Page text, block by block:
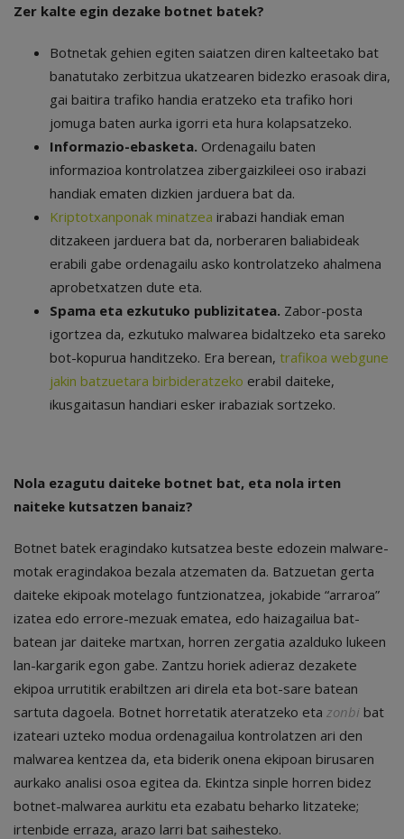
Zer kalte egin dezake botnet batek?
Botnetak gehien egiten saiatzen diren kalteetako bat
banatutako zerbitzua ukatzearen bidezko erasoak dira,
gai baitira trafiko handia eratzeko eta trafiko hori
jomuga baten aurka igorri eta hura kolapsatzeko.
Informazio-ebasketa. Ordenagailu baten
informazioa kontrolatzea zibergaizkileei oso irabazi
handiak ematen dizkien jarduera bat da.
Kriptotxanponak minatzea irabazi handiak eman
ditzakeen jarduera bat da, norberaren baliabideak
erabili gabe ordenagailu asko kontrolatzeko ahalmena
aprobetxatzen dute eta.
Spama eta ezkutuko publizitatea. Zabor-posta
igortzea da, ezkutuko malwarea bidaltzeko eta sareko
bot-kopurua handitzeko. Era berean, trafikoa webgune
jakin batzuetara birbideratzeko erabil daiteke,
ikusgaitasun handiari esker irabaziak sortzeko.
Nola ezagutu daiteke botnet bat, eta nola irten
naiteke kutsatzen banaiz?
Botnet batek eragindako kutsatzea beste edozein malware-
motak eragindakoa bezala atzematen da. Batzuetan gerta
daiteke ekipoak motelago funtzionatzea, jokabide “arraroa”
izatea edo errore-mezuak ematea, edo haizagailua bat-
batean jar daiteke martxan, horren zergatia azalduko lukeen
lan-kargarik egon gabe. Zantzu horiek adieraz dezakete
ekipoa urrutitik erabiltzen ari direla eta bot-sare batean
sartuta dagoela. Botnet horretatik ateratzeko eta zonbi bat
izateari uzteko modua ordenagailua kontrolatzen ari den
malwarea kentzea da, eta biderik onena ekipoan birusaren
aurkako analisi osoa egitea da. Ekintza sinple horren bidez
botnet-malwarea aurkitu eta ezabatu beharko litzateke;
irtenbide erraza, arazo larri bat saihesteko.